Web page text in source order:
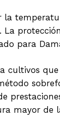
la
para
cultivos
mayor de